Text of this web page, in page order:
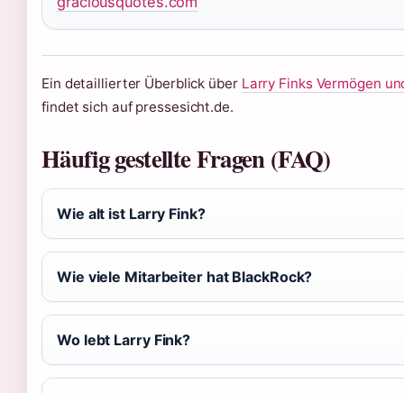
Ein detaillierter Überblick über Larry Finks Vermögen
findet sich auf pressesicht.de.
Häufig gestellte Fragen (FAQ)
Wie alt ist Larry Fink?
Wie viele Mitarbeiter hat BlackRock?
Wo lebt Larry Fink?